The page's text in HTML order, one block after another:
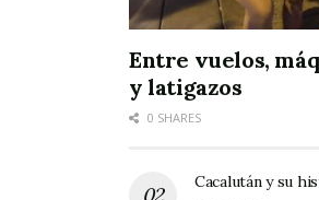
Entre vuelos,
y latigazos
0 SHARES
Cacalután y su